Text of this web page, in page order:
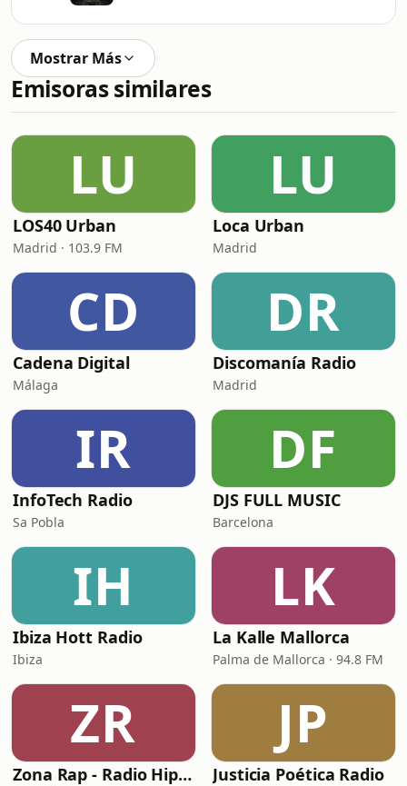
Mostrar Más
Emisoras similares
LU
LOS40 Urban
Madrid · 103.9 FM
LU
Loca Urban
Madrid
CD
Cadena Digital
Málaga
DR
Discomanía Radio
Madrid
IR
InfoTech Radio
Sa Pobla
DF
DJS FULL MUSIC
Barcelona
IH
Ibiza Hott Radio
Ibiza
LK
La Kalle Mallorca
Palma de Mallorca · 94.8 FM
ZR
Zona Rap - Radio Hip Hop en Español
JP
Justicia Poética Radio